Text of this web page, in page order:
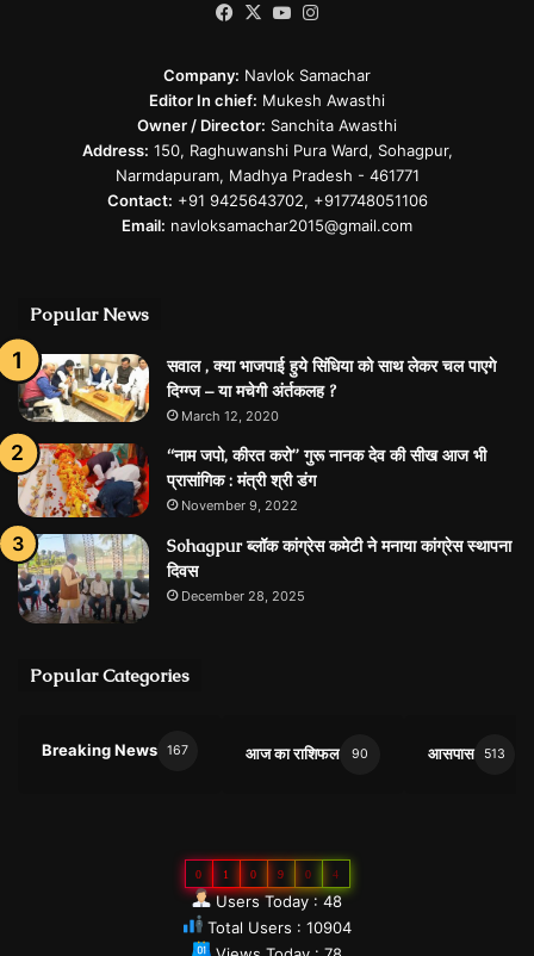
Facebook
X YouTube
Company: Navlok Samachar
Editor In chief: Mukesh Awasthi
Owner / Director: Sanchita Awasthi
Address: 150, Raghuwanshi Pura Ward, Sohagpur,
Narmdapuram, Madhya Pradesh - 461771
Contact: +91 9425643702, +917748051106
Email: navloksamachar2015@gmail.com
Popular News
सवाल , क्‍या भाजपाई हुये सिंधिया को साथ लेकर चल पाएगे
दिग्‍ग्‍ज – या मचेगी अंर्तकलह ?
March 12, 2020
“नाम जपो, कीरत करो” गुरू नानक देव की सीख आज भी
प्रासांगिक : मंत्री श्री डंग
November 9, 2022
Sohagpur ब्लॉक कांग्रेस कमेटी ने मनाया कांग्रेस स्थापना
दिवस
December 28, 2025
Popular Categories
Breaking News 167 आज का राशिफल 90 आसपास 513
0 1 0 9 0 4
Users Today : 48
Total Users : 10904